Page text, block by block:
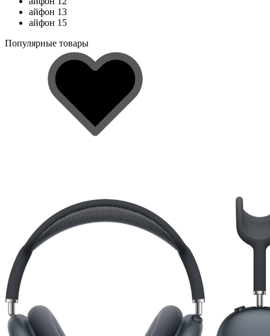
айфон 13
айфон 15
Популярные товары